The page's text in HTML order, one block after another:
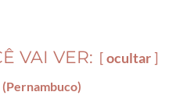
VAI VER: ocultar